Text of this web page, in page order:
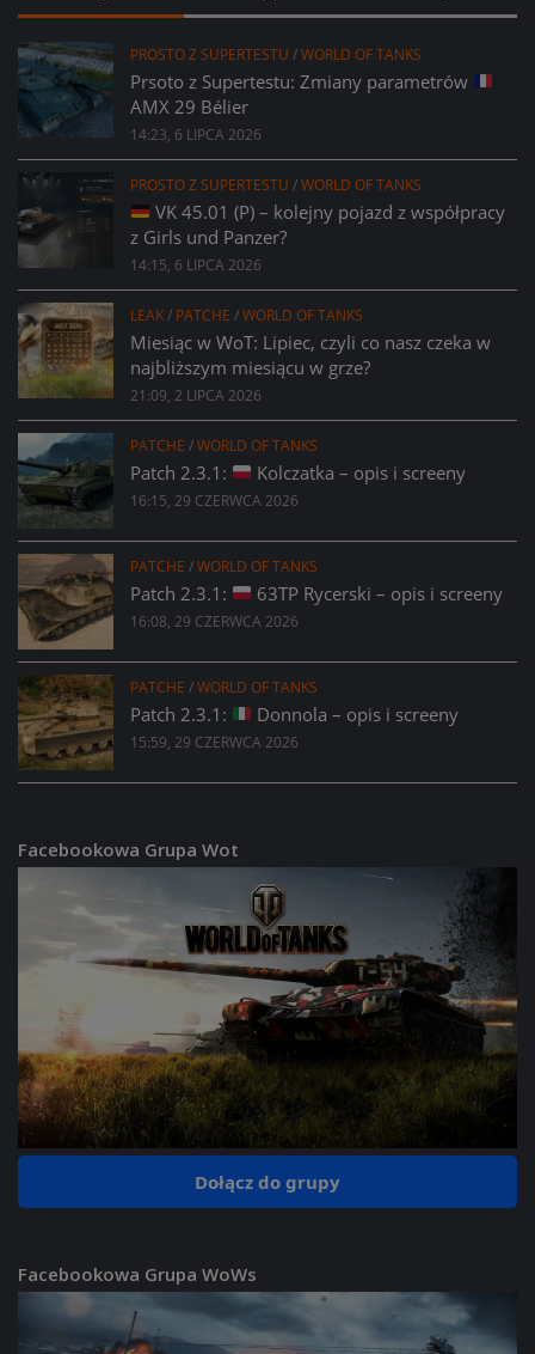
PROSTO Z SUPERTESTU /WORLD OF TANKS
Prsoto z Supertestu: Zmiany parametrów
AMX 29 Bélier
14:23, 6 LIPCA 2026
PROSTO Z SUPERTESTU /WORLD OF TANKS
VK 45.01 (P) – kolejny pojazd z współpracy
z Girls und Panzer?
14:15, 6 LIPCA 2026
LEAK/ PATCHE /WORLD OF TANKS
Miesiąc w WoT: Lipiec, czyli co nasz czeka w
najbliższym miesiącu w grze?
21:09, 2 LIPCA 2026
PATCHE /WORLD OF TANKS
Patch 2.3.1: Kolczatka – opis i screeny
16:15, 29 CZERWCA 2026
PATCHE /WORLD OF TANKS
Patch 2.3.1: 63TP Rycerski – opis i screeny
16:08, 29 CZERWCA 2026
PATCHE /WORLD OF TANKS
Patch 2.3.1: Donnola – opis i screeny
15:59, 29 CZERWCA 2026
Facebookowa Grupa Wot
Dołącz do grupy
Facebookowa Grupa WoWs